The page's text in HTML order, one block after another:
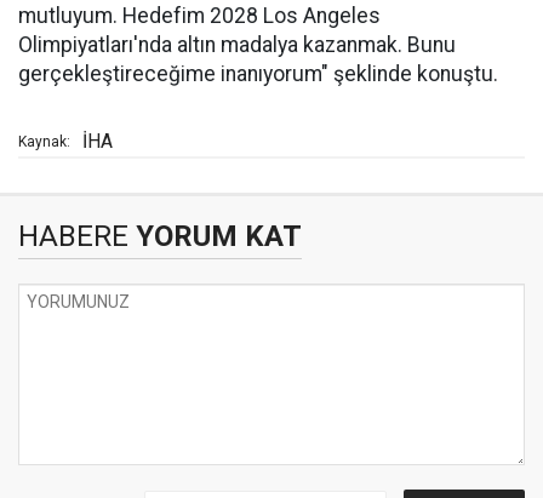
mutluyum. Hedefim 2028 Los Angeles
Olimpiyatları'nda altın madalya kazanmak. Bunu
gerçekleştireceğime inanıyorum" şeklinde konuştu.
Kaynak: İHA
HABERE YORUM KAT